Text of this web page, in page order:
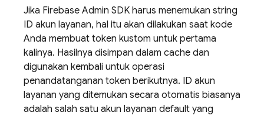
Jika Firebase Admin SDK harus menemukan string
ID akun layanan, hal itu akan dilakukan saat kode
Anda membuat token kustom untuk pertama
kalinya. Hasilnya disimpan dalam cache dan
digunakan kembali untuk operasi
penandatanganan token berikutnya. ID akun
layanan yang ditemukan secara otomatis biasanya
adalah salah satu akun layanan default yang